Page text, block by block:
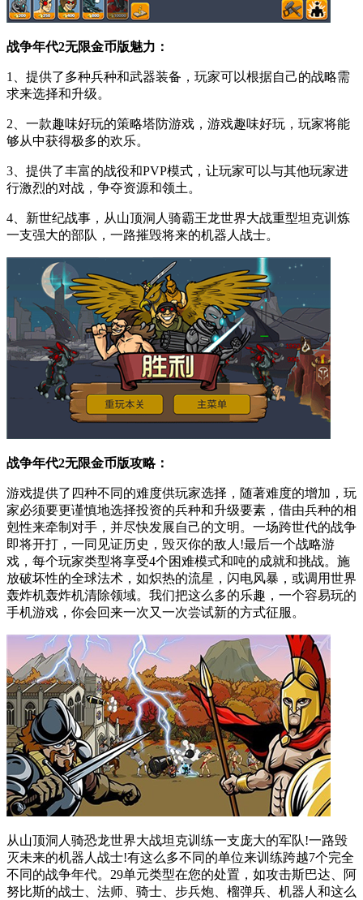
战争年代2无限金币版魅力：
1、提供了多种兵种和武器装备，玩家可以根据自己的战略需
求来选择和升级。
2、一款趣味好玩的策略塔防游戏，游戏趣味好玩，玩家将能
够从中获得极多的欢乐。
3、提供了丰富的战役和PVP模式，让玩家可以与其他玩家进
行激烈的对战，争夺资源和领土。
4、新世纪战事，从山顶洞人骑霸王龙世界大战重型坦克训炼
一支强大的部队，一路摧毁将来的机器人战士。
战争年代2无限金币版攻略：
游戏提供了四种不同的难度供玩家选择，随著难度的增加，玩
家必须要更谨慎地选择投资的兵种和升级要素，借由兵种的相
剋性来牵制对手，并尽快发展自己的文明。一场跨世代的战争
即将开打，一同见证历史，毁灭你的敌人!最后一个战略游
戏，每个玩家类型将享受4个困难模式和吨的成就和挑战。施
放破坏性的全球法术，如炽热的流星，闪电风暴，或调用世界
轰炸机轰炸机清除领域。我们把这么多的乐趣，一个容易玩的
手机游戏，你会回来一次又一次尝试新的方式征服。
从山顶洞人骑恐龙世界大战坦克训练一支庞大的军队!一路毁
灭未来的机器人战士!有这么多不同的单位来训练跨越7个完全
不同的战争年代。29单元类型在您的处置，如攻击斯巴达、阿
努比斯的战士、法师、骑士、步兵炮、榴弹兵、机器人和这么